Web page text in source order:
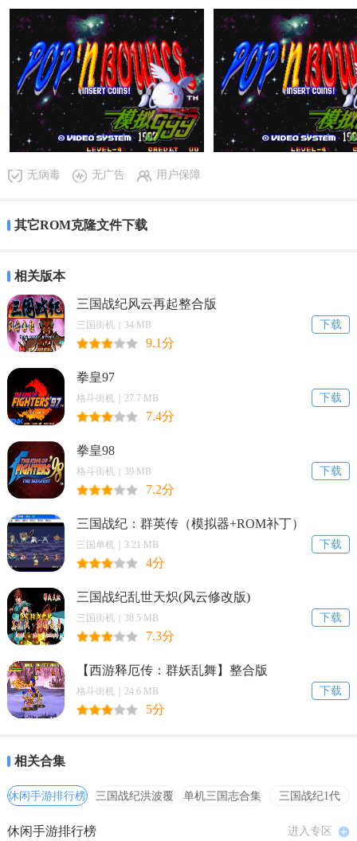
是一款十分经典的街机游戏，游戏的rom是.zip，游戏经久不衰，ro
gmod追逐模式手机版下载安装是一款趣味性的解谜游戏，玩起来会
定是要小心身后，会有相当可怕的事物出现，加快自己的速度，全
力的进行逃离，同时一路上是会有很多谜题等待着你，寻找各种线
索，全力的解开，然后快速的进行离开吧！
《gmod恐怖追逐迷宫》游戏优势：
1.每一个关卡中都会出现全新的迷宫场景，在这个场景中到处都隐
藏了各种线索，你需要仔细的观察，才能顺利的找出所有的线索。
2.并且画面采用了黑暗色彩，让整个游戏的氛围变得十分紧张。
3.只有成功地完成一系列的游戏任务，才可以解锁出更多的谜题来
进行体验。
游戏玩法：
1、提示性极高的道具，证明你最出色的智慧才能吧。
3、邀请其他玩家进入，在相同条件下进行比拼呀。
游戏特色
1、惊悚的挑战随时都会发生，去完成更多的冒险任务，解决掉麻
2、第一人称的视角，让你有更强的代入感，玩起来有一种身临其
境的感觉。
无病毒 无广告 用户保障
其它ROM克隆文件下载
相关版本
三国战纪风云再起整合版
下载
三国街机｜34 MB
9.1分
拳皇97
下载
格斗街机｜27.7 MB
7.4分
拳皇98
下载
格斗街机｜39 MB
7.2分
三国战纪：群英传（模拟器+ROM补丁）
下载
三国单机｜3.21 MB
4分
三国战纪乱世天炽(风云修改版)
下载
三国街机｜38.5 MB
7.3分
【西游释厄传：群妖乱舞】整合版
下载
格斗街机｜24.6 MB
5分
相关合集
休闲手游排行榜
三国战纪洪波覆
单机三国志合集
三国战纪1代
休闲手游排行榜 进入专区